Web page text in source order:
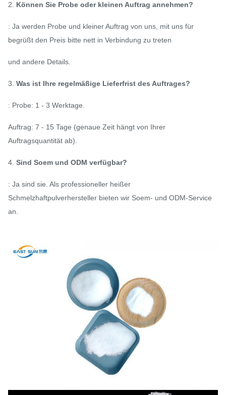
2. Können Sie Probe oder kleinen Auftrag annehmen?
: Ja werden Probe und kleiner Auftrag von uns, mit uns für
begrüßt den Preis bitte nett in Verbindung zu treten
und andere Details.
3. Was ist Ihre regelmäßige Lieferfrist des Auftrages?
: Probe: 1 - 3 Werktage.
Auftrag: 7 - 15 Tage (genaue Zeit hängt von Ihrer
Auftragsquantität ab).
4. Sind Soem und ODM verfügbar?
: Ja sind sie. Als professioneller heißer
Schmelzhaftpulverhersteller bieten wir Soem- und ODM-Service
an.